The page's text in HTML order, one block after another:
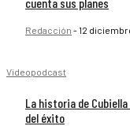
cuenta sus planes
Redacción -12
Videopodcast
La historia de
del éxito